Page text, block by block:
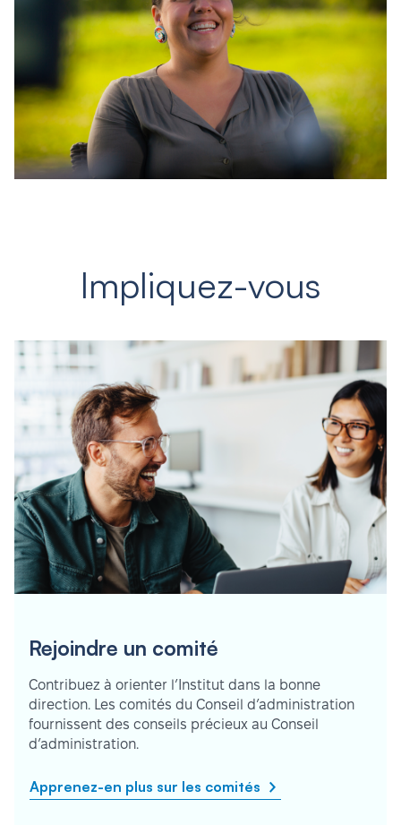
Impliquez-vous
Rejoindre un comité
Contribuez à orienter l’Institut dans la bonne
direction. Les comités du Conseil d’administration
fournissent des conseils précieux au Conseil
d’administration.
Apprenez-en plus sur les comités